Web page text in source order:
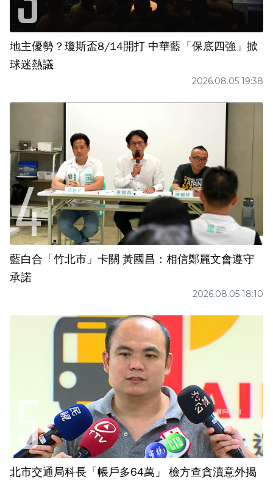
地主優勢？瓊斯盃8/14開打 中華藍「保底四強」掀
球迷熱議
2026.08.05 19:38
藍白合「竹北市」卡關 黃國昌：相信鄭麗文會遵守
承諾
2026.08.05 18:10
北市交通局科長「帳戶多64萬」 檢方查貪瀆意外揭